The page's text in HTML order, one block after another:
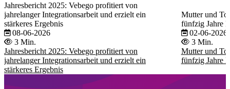
Jahresbericht 2025: Vebego profitiert von
jahrelanger Integrationsarbeit und erzielt ein
stärkeres Ergebnis
08-06-2026
3 Min.
Jahresbericht 2025: Vebego profitiert von
jahrelanger Integrationsarbeit und erzielt ein
stärkeres Ergebnis
Mutter und
fünfzig Jahre
02-06-2026
3 Min.
Mutter und
fünfzig Jahre